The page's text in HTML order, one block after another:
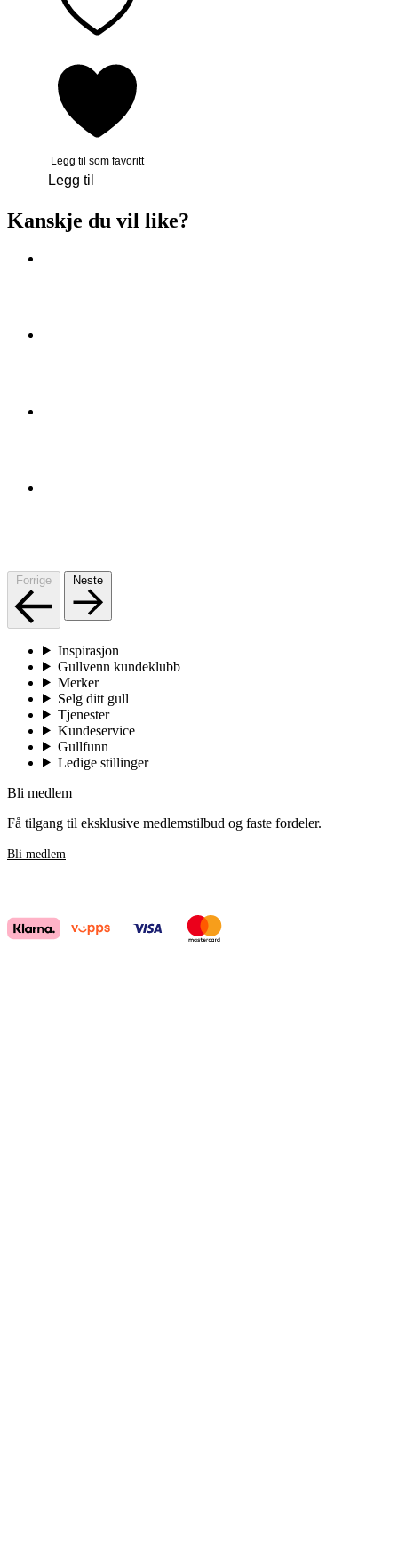
Legg til som favoritt
Legg til
Kanskje du vil like?
Forrige Neste
Inspirasjon
Gullvenn kundeklubb
Merker
Selg ditt gull
Tjenester
Kundeservice
Gullfunn
Ledige stillinger
Bli medlem
Få tilgang til eksklusive medlemstilbud og faste fordeler.
Bli medlem